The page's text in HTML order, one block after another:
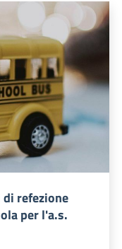
refezione
per l'a.s.